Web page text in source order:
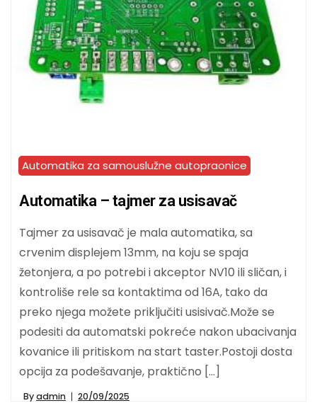
Automatika za samouslužne autopraonice
Automatika – tajmer za usisavač
Tajmer za usisavač je mala automatika, sa
crvenim displejem 13mm, na koju se spaja
žetonjera, a po potrebi i akceptor NV10 ili sličan, i
kontroliše rele sa kontaktima od 16A, tako da
preko njega možete priključiti usisivač.Može se
podesiti da automatski pokreće nakon ubacivanja
kovanice ili pritiskom na start taster.Postoji dosta
opcija za podešavanje, praktično […]
Byadmin 20/09/2025